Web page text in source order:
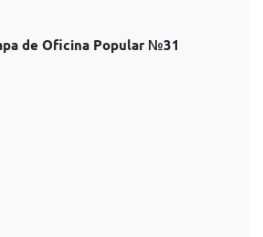
de Oficina Popular №31